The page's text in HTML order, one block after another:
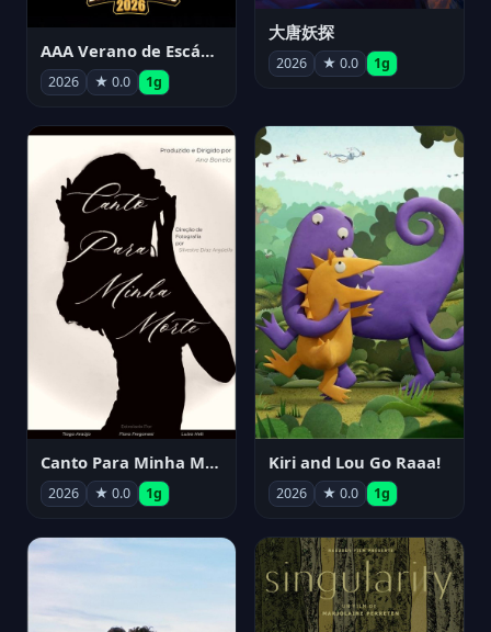
AAA Verano de Escándalo 2026 - Week 3
2026 ★ 0.0 1g
大唐妖探
2026 ★ 0.0 1g
Canto Para Minha Morte
2026 ★ 0.0 1g
Kiri and Lou Go Raaa!
2026 ★ 0.0 1g